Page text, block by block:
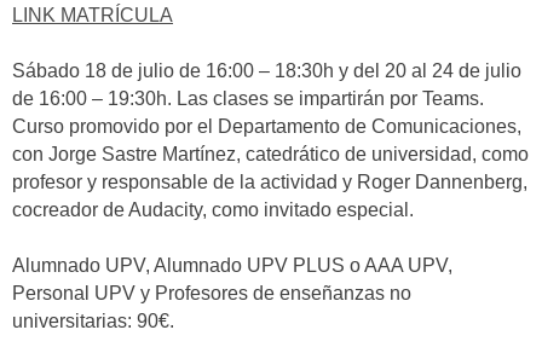
LINK MATRÍCULA
Sábado 18 de julio de 16:00 – 18:30h y del 20 al 24 de julio
de 16:00 – 19:30h. Las clases se impartirán por Teams.
Curso promovido por el Departamento de Comunicaciones,
con Jorge Sastre Martínez, catedrático de universidad, como
profesor y responsable de la actividad y Roger Dannenberg,
cocreador de Audacity, como invitado especial.
Alumnado UPV, Alumnado UPV PLUS o AAA UPV,
Personal UPV y Profesores de enseñanzas no
universitarias: 90€.